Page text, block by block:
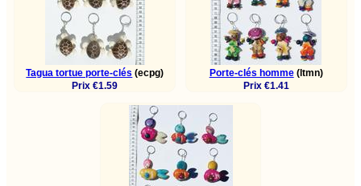
Tagua tortue porte-clés (ecpg)
Prix €1.59
Porte-clés homme(ltmn)
Prix €1.41